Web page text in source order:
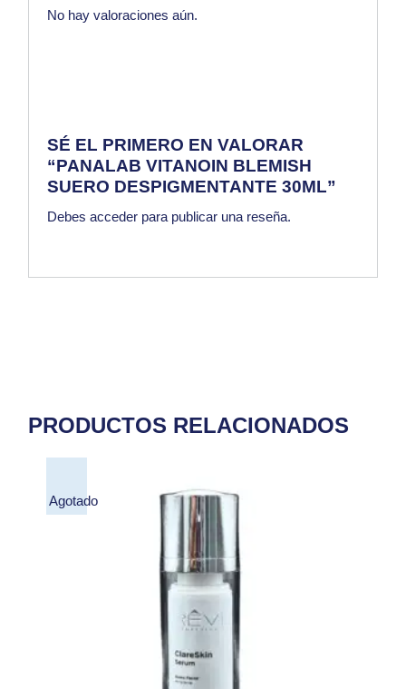
No hay valoraciones aún.
SÉ EL PRIMERO EN VALORAR
“PANALAB VITANOIN BLEMISH
SUERO DESPIGMENTANTE 30ML”
Debesacceder para publicar una reseña.
PRODUCTOS RELACIONADOS
Agotado